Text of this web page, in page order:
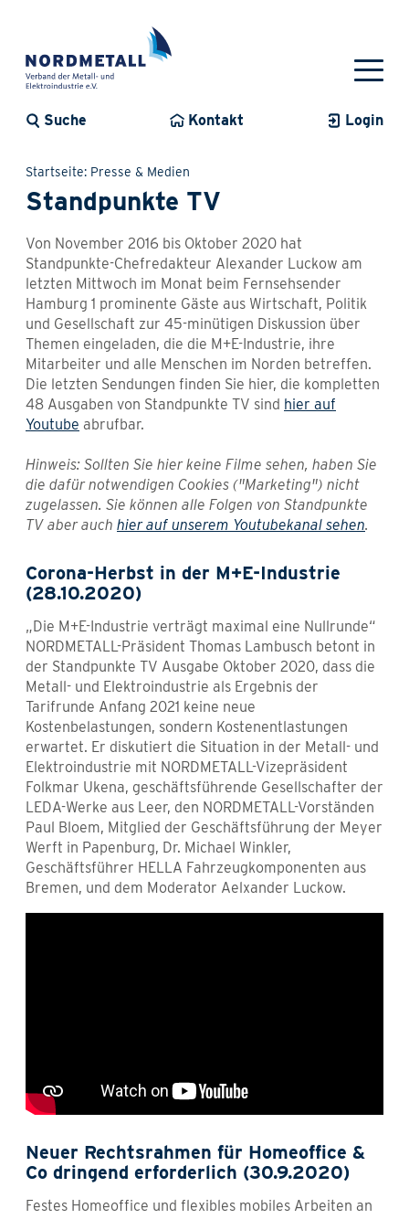
Suche Kontakt Login
Startseite Presse & Medien
Standpunkte TV
Von November 2016 bis Oktober 2020 hat
Standpunkte-Chefredakteur Alexander Luckow am
letzten Mittwoch im Monat beim Fernsehsender
Hamburg 1 prominente Gäste aus Wirtschaft, Politik
und Gesellschaft zur 45-minütigen Diskussion über
Themen eingeladen, die die M+E-Industrie, ihre
Mitarbeiter und alle Menschen im Norden betreffen.
Die letzten Sendungen finden Sie hier, die kompletten
48 Ausgaben von Standpunkte TV sind hier auf
Youtube abrufbar.
Hinweis: Sollten Sie hier keine Filme sehen, haben Sie
die dafür notwendigen Cookies ("Marketing") nicht
zugelassen. Sie können alle Folgen von Standpunkte
TV aber auch hier auf unserem Youtubekanal sehen.
Corona-Herbst in der M+E-Industrie
(28.10.2020)
„Die M+E-Industrie verträgt maximal eine Nullrunde“
NORDMETALL-Präsident Thomas Lambusch betont in
der Standpunkte TV Ausgabe Oktober 2020, dass die
Metall- und Elektroindustrie als Ergebnis der
Tarifrunde Anfang 2021 keine neue
Kostenbelastungen, sondern Kostenentlastungen
erwartet. Er diskutiert die Situation in der Metall- und
Elektroindustrie mit NORDMETALL-Vizepräsident
Folkmar Ukena, geschäftsführende Gesellschafter der
LEDA-Werke aus Leer, den NORDMETALL-Vorständen
Paul Bloem, Mitglied der Geschäftsführung der Meyer
Werft in Papenburg, Dr. Michael Winkler,
Geschäftsführer HELLA Fahrzeugkomponenten aus
Bremen, und dem Moderator Aelxander Luckow.
Neuer Rechtsrahmen für Homeoffice &
Co dringend erforderlich (30.9.2020)
Festes Homeoffice und flexibles mobiles Arbeiten an